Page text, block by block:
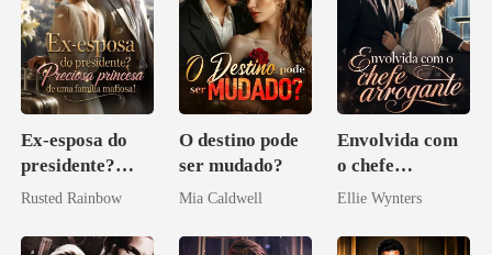
Ex-esposa do
presidente?
Preciosa
família
Rusted Rainbow
O destino pode
ser mudado?
Mia Caldwell
Envolvida com
o chefe
arrogante
Ellie Wynters